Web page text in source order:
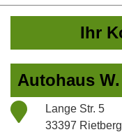
Ihr
Autohaus
Lange Str. 5
33397 Rietberg